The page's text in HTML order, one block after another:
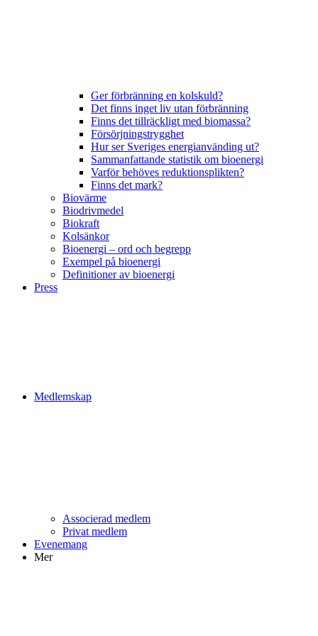
Ger förbränning en kolskuld?
Det finns inget liv utan förbränning
Finns det tillräckligt med biomassa?
Försörjningstrygghet
Hur ser Sveriges energianvänding ut?
Sammanfattande statistik om bioenergi
Varför behöves reduktionsplikten?
Finns det mark?
Biovärme
Biodrivmedel
Biokraft
Kolsänkor
Bioenergi – ord och begrepp
Exempel på bioenergi
Definitioner av bioenergi
Press
Medlemskap
Associerad medlem
Privat medlem
Evenemang
Mer